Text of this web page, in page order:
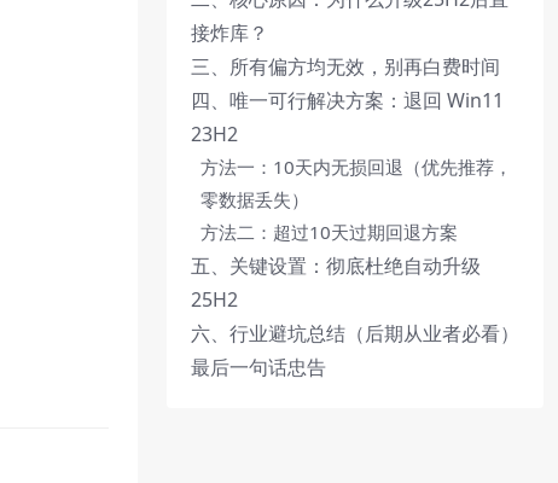
接炸库？
三、所有偏方均无效，别再白费时间
四、唯一可行解决方案：退回 Win11
23H2
方法一：10天内无损回退（优先推荐，
零数据丢失）
方法二：超过10天过期回退方案
五、关键设置：彻底杜绝自动升级
25H2
六、行业避坑总结（后期从业者必看）
最后一句话忠告